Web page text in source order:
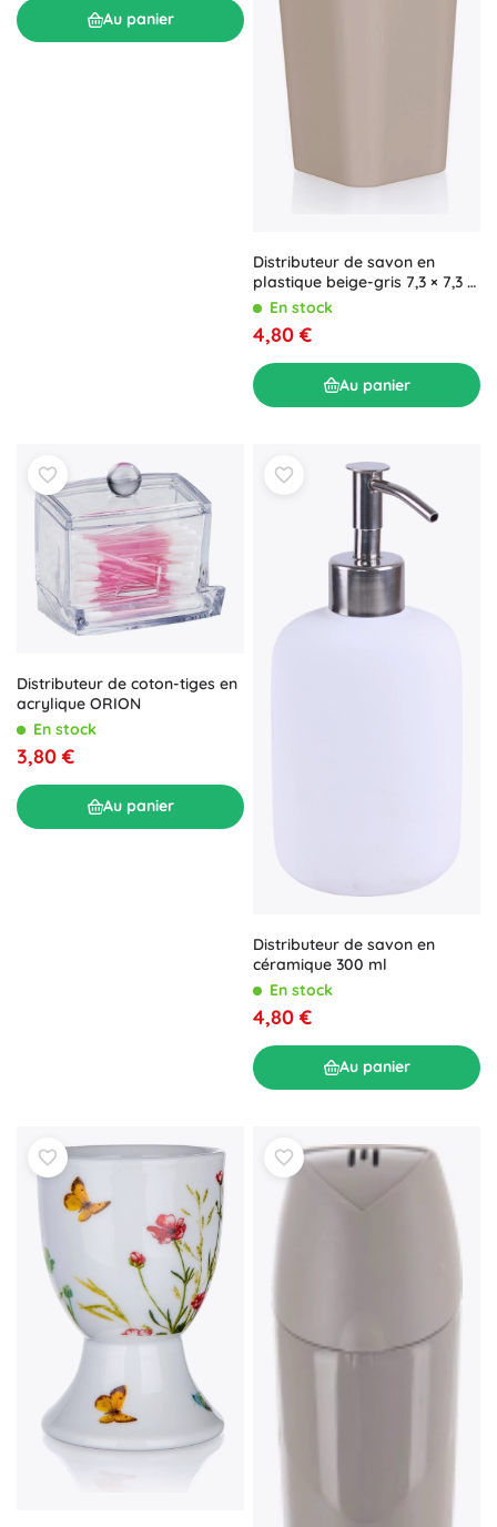
Au panier
Distributeur de savon en
plastique beige-gris 7,3 × 7,3 ×
17 cm
En stock
4,80 €
Au panier
Distributeur de coton-tiges en
acrylique ORION
En stock
3,80 €
Au panier
Distributeur de savon en
céramique 300 ml
En stock
4,80 €
Au panier